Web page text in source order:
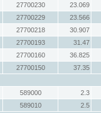
27700230
23.069
27700229
23.566
27700218
30.907
27700193
31.47
27700160
36.825
27700150
37.35
589000
2.3
589010
2.5